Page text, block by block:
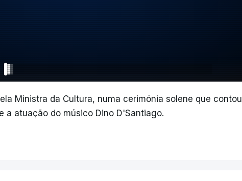
Ministra da Cultura, numa cerimónia solene que contou
a atuação do músico Dino D'Santiago.